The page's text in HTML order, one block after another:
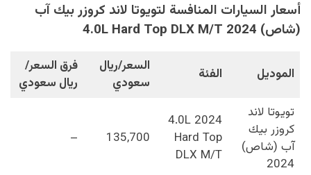
أسعار السيارات المنافسة لتويوتا لاند كروزر بيك آب
(شاص) 2024 4.0L Hard Top DLX M/T
الموديل الفئة
السعر/ريال
سعودي
فرق السعر/
ريال سعودي
تويوتا لاند
كروزر بيك
آب (شاص)
2024
2024 4.0L
Hard Top
DLX M/T
135,700
–